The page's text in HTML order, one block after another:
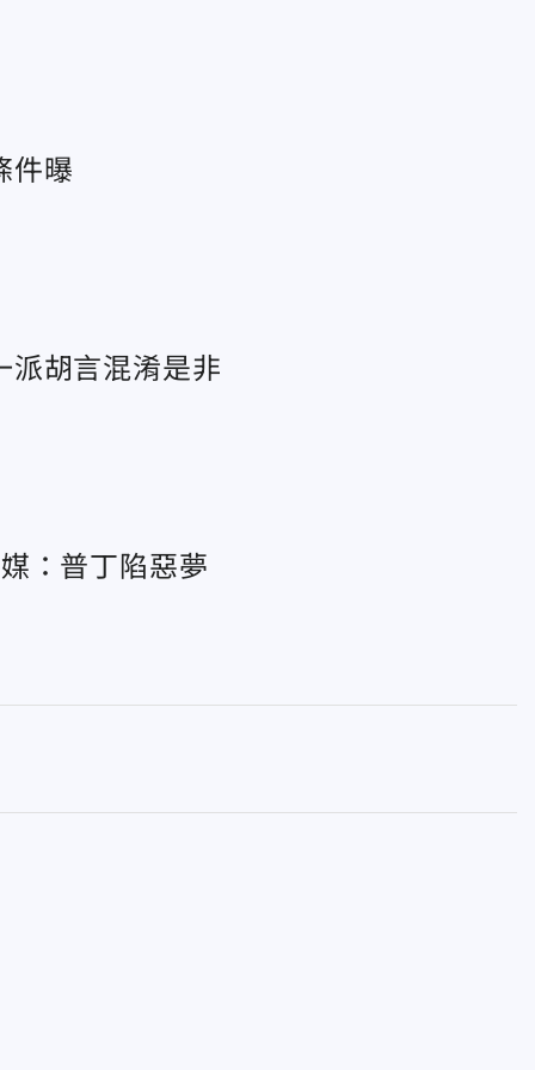
件曝
胡言混淆是非
：普丁陷惡夢